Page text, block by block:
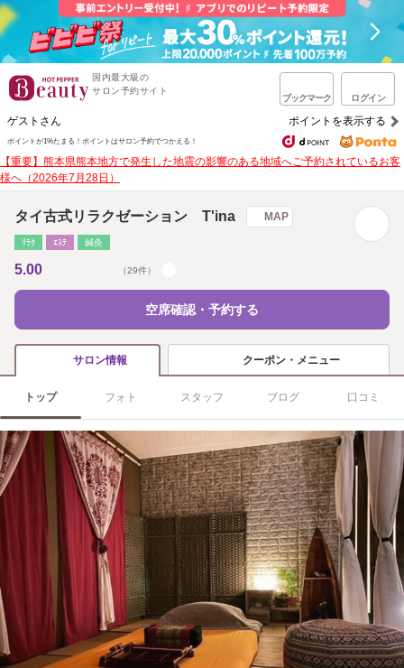
国内最大級の
サロン予約サイト
ブックマーク ログイン
ゲストさん ポイントを表示する
ポイントが1%たまる！ ポイントはサロン予約でつかえる！
【重要】熊本県熊本地方で発生した地震の影響のある地域へご予約されているお客
様へ（2026年7月28日）
タイ古式リラクゼーション T'ina MAP
ﾘﾗｸ ｴｽﾃ 鍼灸
5.00 （29件）
空席確認・予約する
サロン情報 クーポン・メニュー
トップ フォト スタッフ ブログ 口コミ